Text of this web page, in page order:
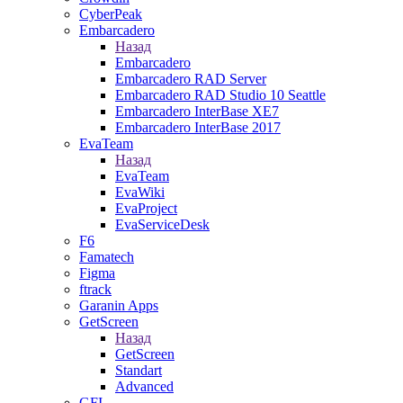
CyberPeak
Embarcadero
Назад
Embarcadero
Embarcadero RAD Server
Embarcadero RAD Studio 10 Seattle
Embarcadero InterBase XE7
Embarcadero InterBase 2017
EvaTeam
Назад
EvaTeam
EvaWiki
EvaProject
EvaServiceDesk
F6
Famatech
Figma
ftrack
Garanin Apps
GetScreen
Назад
GetScreen
Standart
Advanced